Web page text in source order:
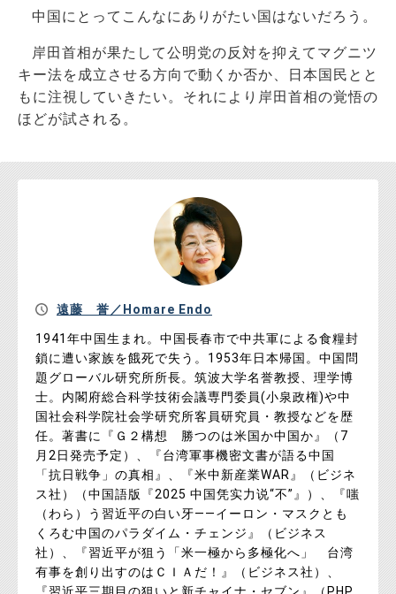
中国にとってこんなにありがたい国はないだろう。
岸田首相が果たして公明党の反対を抑えてマグニツ
キー法を成立させる方向で動くか否か、日本国民とと
もに注視していきたい。それにより岸田首相の覚悟の
ほどが試される。
遠藤 誉／Homare Endo
1941年中国生まれ。中国長春市で中共軍による食糧封
鎖に遭い家族を餓死で失う。1953年日本帰国。中国問
題グローバル研究所所長。筑波大学名誉教授、理学博
士。内閣府総合科学技術会議専門委員(小泉政権)や中
国社会科学院社会学研究所客員研究員・教授などを歴
任。著書に『Ｇ２構想 勝つのは米国か中国か』（7
月2日発売予定）、『台湾軍事機密文書が語る中国
「抗日戦争」の真相』、『米中新産業WAR』（ビジネ
ス社）（中国語版『2025 中国凭实力说“不”』）、『嗤
（わら）う習近平の白い牙――イーロン・マスクとも
くろむ中国のパラダイム・チェンジ』（ビジネス
社）、『習近平が狙う「米一極から多極化へ」 台湾
有事を創り出すのはＣＩＡだ！』（ビジネス社）、